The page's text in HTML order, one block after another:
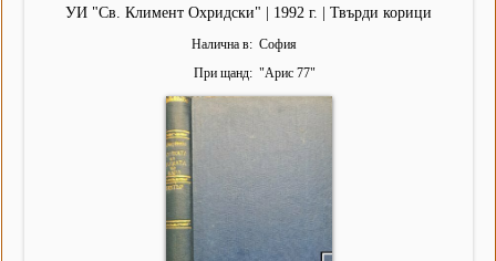
УИ "Св. Климент Охридски" | 1992 г. | Твърди корици
Налична в
София
При щанд
"Арис 77"